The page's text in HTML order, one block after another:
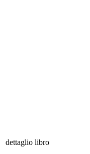
dettaglio libro